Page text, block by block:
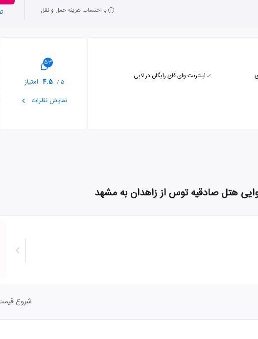
با احتساب هزینه حمل و نقل
اینترنت وای فای رایگان در لابی
53
5 /
4.5 امتیاز
نمایش نظرات
هتل صادقیه توس از زاهدان به مشهد
شروع